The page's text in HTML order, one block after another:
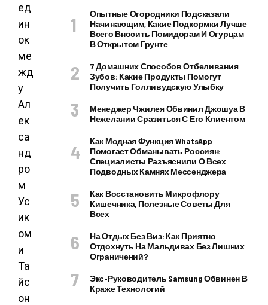
ед
ин
ок
ме
жд
у
Ал
ек
са
нд
ро
м
Ус
ик
ом
и
Та
йс
он
Опытные Огородники Подсказали
Начинающим, Какие Подкормки Лучше
Всего Вносить Помидорам И Огурцам
В Открытом Грунте
7 Домашних Способов Отбеливания
Зубов: Какие Продукты Помогут
Получить Голливудскую Улыбку
Менеджер Чжилея Обвинил Джошуа В
Нежелании Сразиться С Его Клиентом
Как Модная Функция WhatsApp
Помогает Обманывать Россиян:
Специалисты Разъяснили О Всех
Подводных Камнях Мессенджера
Как Восстановить Микрофлору
Кишечника, Полезные Советы Для
Всех
На Отдых Без Виз: Как Приятно
Отдохнуть На Мальдивах Без Лишних
Ограничений?
Экс-Руководитель Samsung Обвинен В
Краже Технологий